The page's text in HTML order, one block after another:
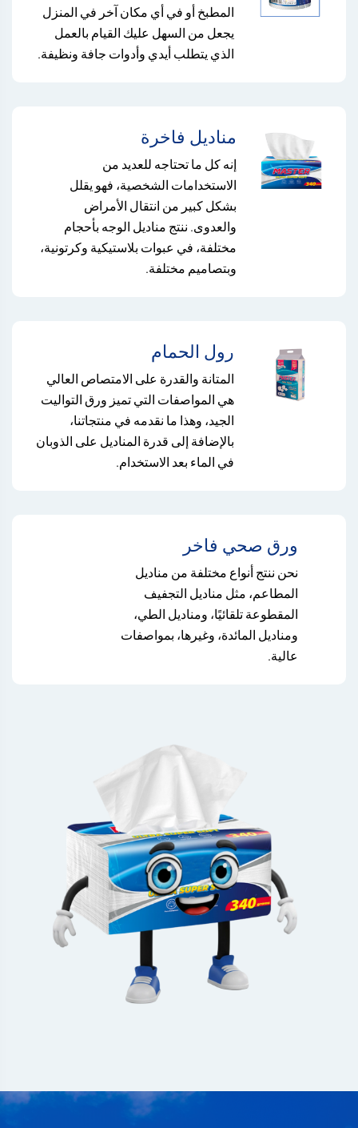
المطبخ أو في أي مكان آخر في المنزل
يجعل من السهل عليك القيام بالعمل
الذي يتطلب أيدي وأدوات جافة ونظيفة.
مناديل فاخرة
إنه كل ما تحتاجه للعديد من
الاستخدامات الشخصية، فهو يقلل
بشكل كبير من انتقال الأمراض
والعدوى. ننتج مناديل الوجه بأحجام
مختلفة، في عبوات بلاستيكية وكرتونية،
وبتصاميم مختلفة.
رول الحمام
المتانة والقدرة على الامتصاص العالي
هي المواصفات التي تميز ورق التواليت
الجيد، وهذا ما نقدمه في منتجاتنا،
بالإضافة إلى قدرة المناديل على الذوبان
في الماء بعد الاستخدام.
ورق صحي فاخر
نحن ننتج أنواع مختلفة من مناديل
المطاعم، مثل مناديل التجفيف
المقطوعة تلقائيًا، ومناديل الطي،
ومناديل المائدة، وغيرها، بمواصفات
عالية.